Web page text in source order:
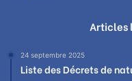
Articles
24 septembre 2025
Liste des Décrets de